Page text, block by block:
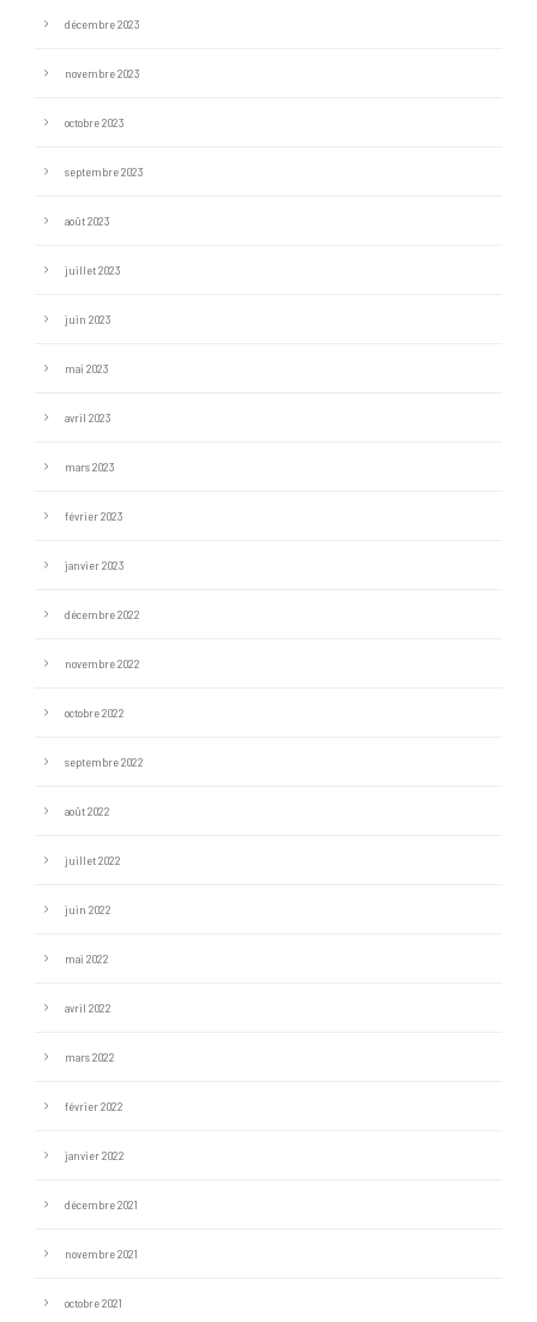
décembre 2023
novembre 2023
octobre 2023
septembre 2023
août 2023
juillet 2023
juin 2023
mai 2023
avril 2023
mars 2023
février 2023
janvier 2023
décembre 2022
novembre 2022
octobre 2022
septembre 2022
août 2022
juillet 2022
juin 2022
mai 2022
avril 2022
mars 2022
février 2022
janvier 2022
décembre 2021
novembre 2021
octobre 2021